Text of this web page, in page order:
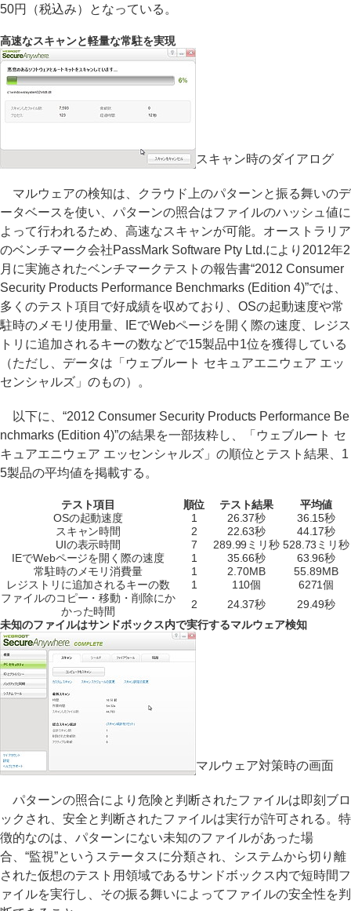
50円（税込み）となっている。
高速なスキャンと軽量な常駐を実現
スキャン時のダイアログ
マルウェアの検知は、クラウド上のパターンと振る舞いのデ
ータベースを使い、パターンの照合はファイルのハッシュ値に
よって行われるため、高速なスキャンが可能。オーストラリア
のベンチマーク会社PassMark Software Pty Ltd.により2012年2
月に実施されたベンチマークテストの報告書“2012 Consumer
Security Products Performance Benchmarks (Edition 4)”では、
多くのテスト項目で好成績を収めており、OSの起動速度や常
駐時のメモリ使用量、IEでWebページを開く際の速度、レジス
トリに追加されるキーの数などで15製品中1位を獲得している
（ただし、データは「ウェブルート セキュアエニウェア エッ
センシャルズ」のもの）。
以下に、“2012 Consumer Security Products Performance Be
nchmarks (Edition 4)”の結果を一部抜粋し、「ウェブルート セ
キュアエニウェア エッセンシャルズ」の順位とテスト結果、1
5製品の平均値を掲載する。
テスト項目 順位 テスト結果
平均値
OSの起動速度
1 26.37秒
36.15秒
スキャン時間
2 22.63秒
44.17秒
UIの表示時間
7 289.99ミリ秒 528.73ミリ秒
IEでWebページを開く際の速度
1 35.66秒
63.96秒
常駐時のメモリ消費量
1 2.70MB
55.89MB
レジストリに追加されるキーの数
1 110個
6271個
ファイルのコピー・移動・削除にか
かった時間
2 24.37秒
29.49秒
未知のファイルはサンドボックス内で実行するマルウェア検知
マルウェア対策時の画面
パターンの照合により危険と判断されたファイルは即刻ブロ
ックされ、安全と判断されたファイルは実行が許可される。特
徴的なのは、パターンにない未知のファイルがあった場
合、“監視”というステータスに分類され、システムから切り離
された仮想のテスト用領域であるサンドボックス内で短時間フ
ァイルを実行し、その振る舞いによってファイルの安全性を判